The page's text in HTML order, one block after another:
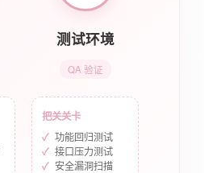
测试环境
QA 验证
把关关卡
功能回归测试
接口压力测试
安全漏洞扫描